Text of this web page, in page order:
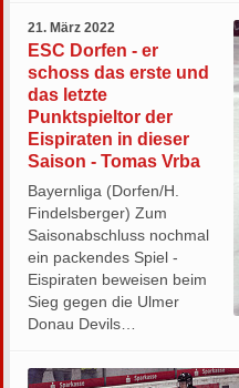
21. März 2022
ESC Dorfen - er
schoss das erste und
das letzte
Punktspieltor der
Eispiraten in dieser
Saison - Tomas Vrba
Bayernliga (Dorfen/H.
Findelsberger) Zum
Saisonabschluss nochmal
ein packendes Spiel -
Eispiraten beweisen beim
Sieg gegen die Ulmer
Donau Devils…